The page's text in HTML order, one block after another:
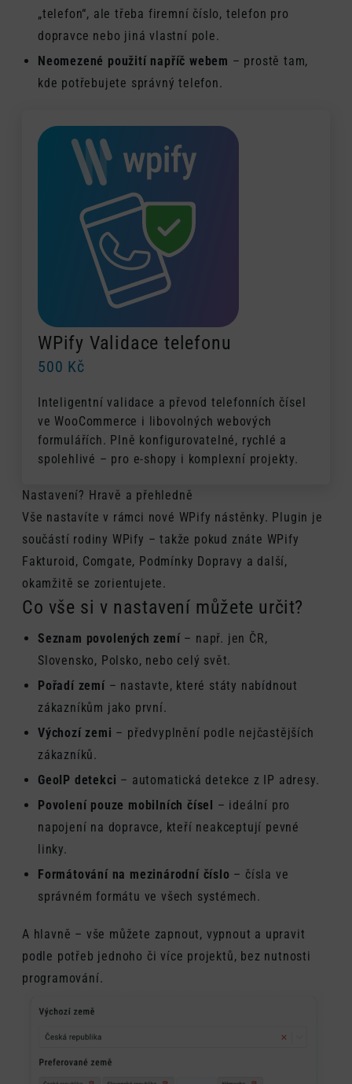
„telefon“, ale třeba firemní číslo, telefon pro
dopravce nebo jiná vlastní pole.
Neomezené použití napříč webem – prostě tam,
kde potřebujete správný telefon.
WPify Validace telefonu
500 Kč
Inteligentní validace a převod telefonních čísel
ve WooCommerce i libovolných webových
formulářích. Plně konfigurovatelné, rychlé a
spolehlivé – pro e-shopy i komplexní projekty.
Nastavení? Hravě a přehledně
Vše nastavíte v rámci nové WPify nástěnky. Plugin je
součástí rodiny WPify – takže pokud znáte WPify
Fakturoid, Comgate, Podmínky Dopravy a další,
okamžitě se zorientujete.
Co vše si v nastavení můžete určit?
Seznam povolených zemí – např. jen ČR,
Slovensko, Polsko, nebo celý svět.
Pořadí zemí – nastavte, které státy nabídnout
zákazníkům jako první.
Výchozí zemi – předvyplnění podle nejčastějších
zákazníků.
GeoIP detekci – automatická detekce z IP adresy.
Povolení pouze mobilních čísel – ideální pro
napojení na dopravce, kteří neakceptují pevné
linky.
Formátování na mezinárodní číslo – čísla ve
správném formátu ve všech systémech.
A hlavně – vše můžete zapnout, vypnout a upravit
podle potřeb jednoho či více projektů, bez nutnosti
programování.